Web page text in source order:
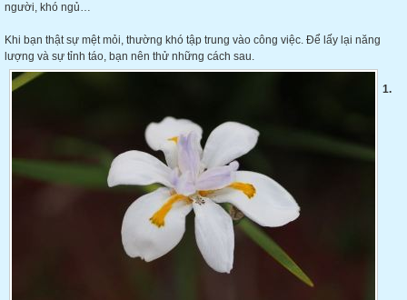
người, khó ngủ…
Khi bạn thật sự mệt mỏi, thường khó tập trung vào công việc. Để lấy lại năng
lượng và sự tỉnh táo, bạn nên thử những cách sau.
1.